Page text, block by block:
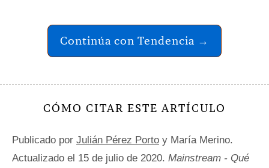
Continúa con Tendencia →
CÓMO CITAR ESTE ARTÍCULO
Publicado por Julián Pérez Porto y María Merino.
Actualizado el 15 de julio de 2020. Mainstream - Qué